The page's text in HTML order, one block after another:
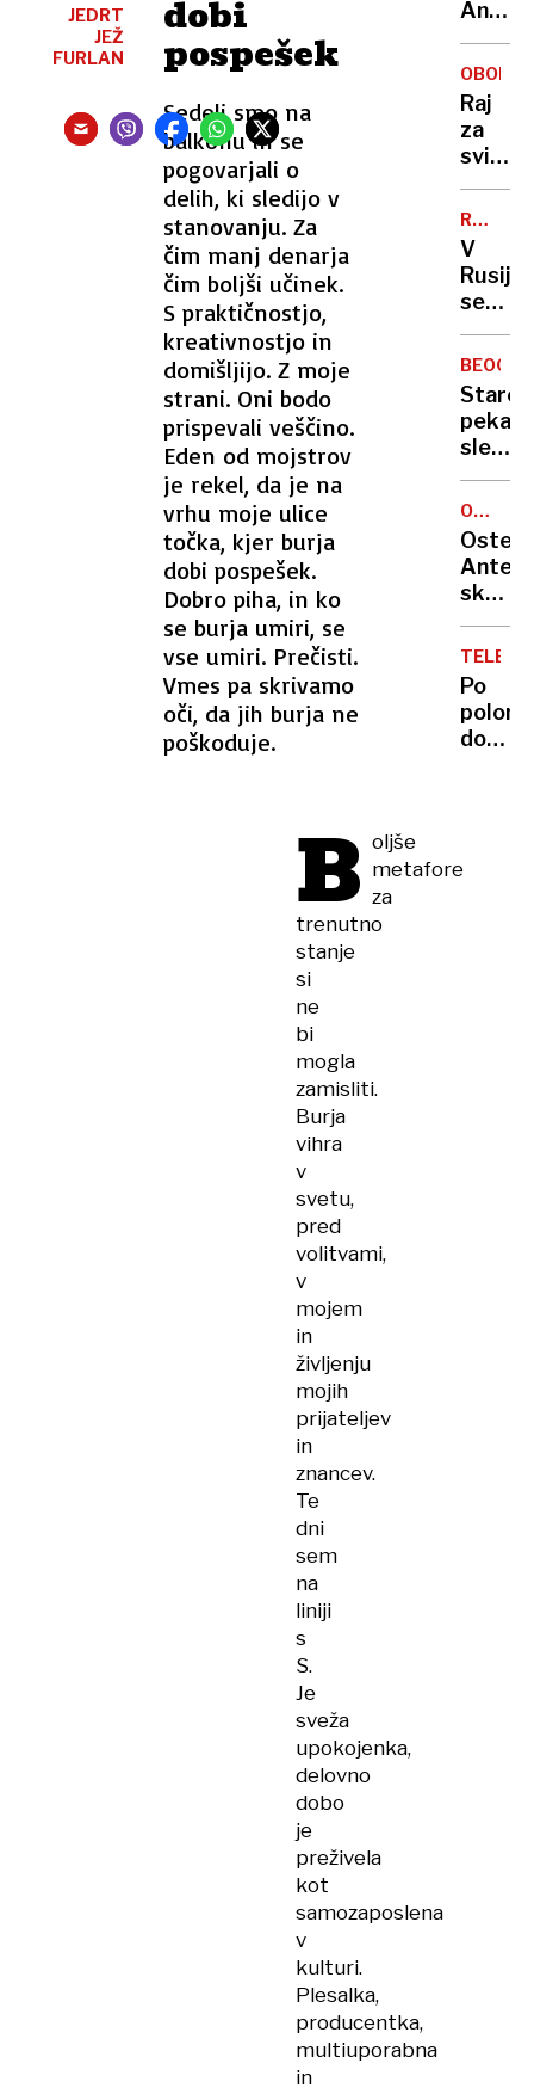
dobi
pospešek
Sedeli smo na
balkonu in se
pogovarjali o
delih, ki sledijo v
stanovanju. Za
čim manj denarja
čim boljši učinek.
S praktičnostjo,
kreativnostjo in
domišljijo. Z moje
strani. Oni bodo
prispevali veščino.
Eden od mojstrov
je rekel, da je na
vrhu moje ulice
točka, kjer burja
dobi pospešek.
Dobro piha, in ko
se burja umiri, se
vse umiri. Prečisti.
Vmes pa skrivamo
oči, da jih burja ne
poškoduje.
JEDRT
JEŽ
FURLAN
B oljše
metafore
za
trenutno
stanje
si
ne
bi
mogla
zamisliti.
Burja
vihra
v
svetu,
pred
volitvami,
v
mojem
in
življenju
mojih
prijateljev
in
znancev.
Te
dni
sem
na
liniji
s
S.
Je
sveža
upokojenka,
delovno
dobo
je
preživela
kot
samozaposlena
v
kulturi.
Plesalka,
producentka,
multiuporabna
in
zdi
Anže
Logar
izdelal
prvo
in
edino
leseno
barko
za
Raj
za
na
otoku:
buri
duhove
TREND
V
Rusiji
se
širi
nova
črne
vdove,
ki se
z
vojaki
samo
zaradi
peka
slekla
in
potem
ga je
s
ubila
in
OCENA
skriti
biser
tik
za
mejo,
kjer
za
Po
še